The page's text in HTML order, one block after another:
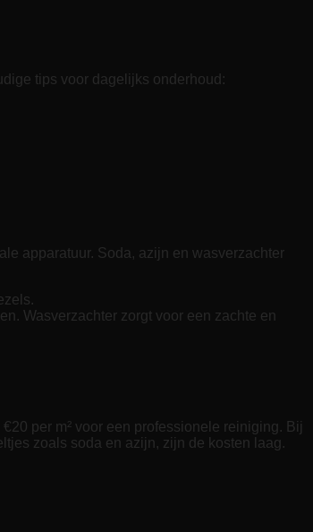
tips voor dagelijks onderhoud:
apparatuur. Soda, azijn en wasverzachter
Wasverzachter zorgt voor een zachte en
per m² voor een professionele reiniging. Bij
zoals soda en azijn, zijn de kosten laag.